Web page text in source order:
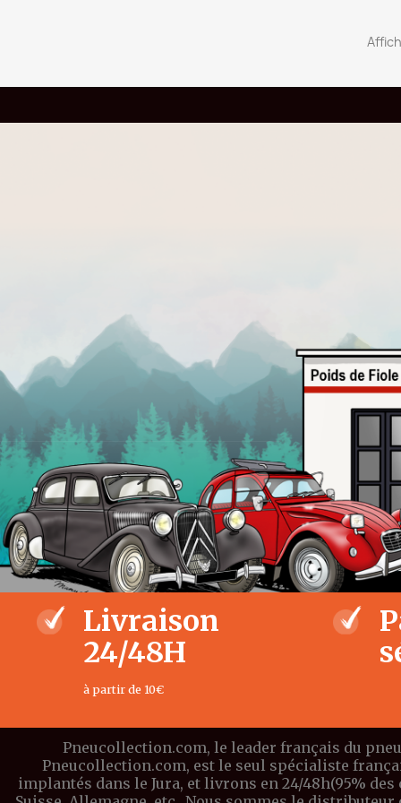
Livraison
24/48H
à partir de 10€
Pneucollection.com, le leader français du
Pneucollection.com, est le seul spécialiste
implantés dans le Jura, et livrons en 24/48h(95%